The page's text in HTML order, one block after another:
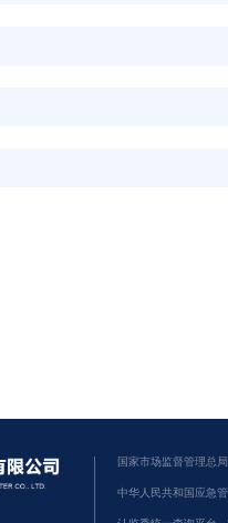
国家市场监督管理总局
中华人民共和国应急